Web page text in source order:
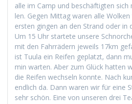
alle im Camp und beschäftigten
len. Gegen Mit­tag waren alle
ersten gin­gen an den Strand oder in
Um 15 Uhr startete unsere
mit den Fahrrädern jew­eils 17km
ist Tuu­la ein Reifen geplatzt, dann
min warten. Aber zum Glück hat­ten
die Reifen wech­seln kon­nte. Nach
endlich da. Dann waren wir für eine
sehr schön. Eine von unseren drei